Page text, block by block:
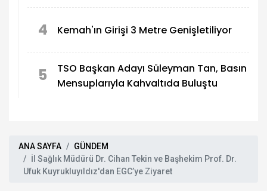
4 Kemah'ın Girişi 3 Metre Genişletiliyor
5
TSO Başkan Adayı Süleyman Tan, Basın
Mensuplarıyla Kahvaltıda Buluştu
ANA SAYFA
GÜNDEM
İl Sağlık Müdürü Dr. Cihan Tekin ve Başhekim Prof. Dr.
Ufuk Kuyrukluyıldız'dan EGC’ye Ziyaret